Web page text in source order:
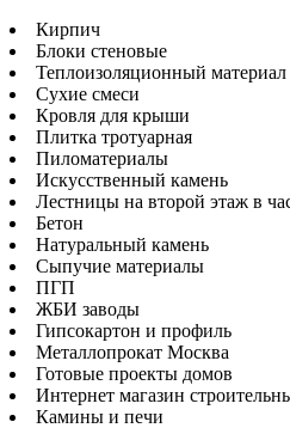
Кирпич
Блоки стеновые
Теплоизоляционный материал
Сухие смеси
Кровля для крыши
Плитка тротуарная
Пиломатериалы
Искусственный камень
Лестницы на второй этаж в
Бетон
Натуральный камень
Сыпучие материалы
ПГП
ЖБИ заводы
Гипсокартон и профиль
Металлопрокат Москва
Готовые проекты домов
Интернет магазин
Камины и печи